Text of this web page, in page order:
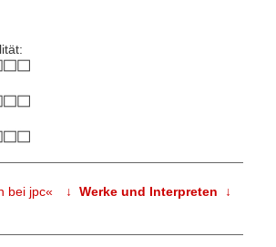
bei jpc« ↓ Werke und Interpreten ↓